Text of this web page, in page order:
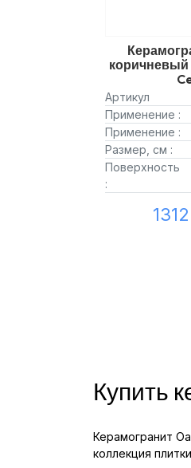
коричневый
Артикул
Применение :
Применение :
Размер, см :
Поверхность
:
Купить
Керамогранит
коллекция